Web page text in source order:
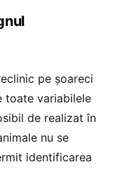
pe șoareci
toate variabilele
de realizat în
nu se
identificarea